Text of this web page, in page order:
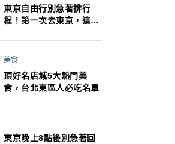
東京自由行別急著排行
程！第一次去東京，這10
美食
頂好名店城5大熱門美
食，台北東區人必吃名單
東京晚上8點後別急著回